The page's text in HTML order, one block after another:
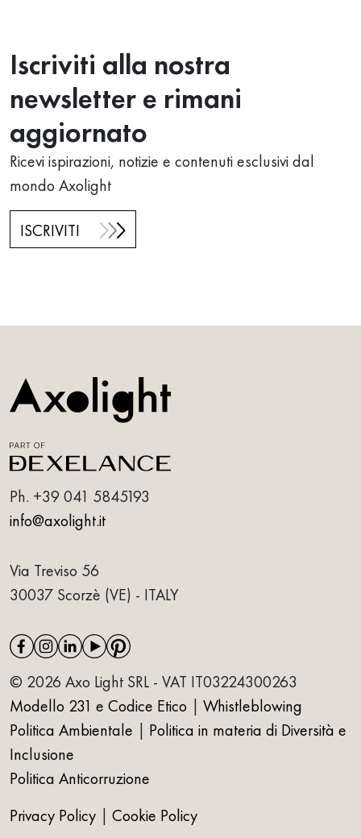
Iscriviti alla nostra
newsletter e rimani
aggiornato
Ricevi ispirazioni, notizie e contenuti esclusivi dal
mondo Axolight
ISCRIVITI
Ph. +39 041 5845193
info@axolight.it
Via Treviso 56
30037 Scorzè (VE) - ITALY
© 2026 Axo Light SRL - VAT IT03224300263
Modello 231 e Codice Etico | Whistleblowing
Politica Ambientale | Politica in materia di Diversità e
Inclusione
Politica Anticorruzione
Privacy Policy | Cookie Policy